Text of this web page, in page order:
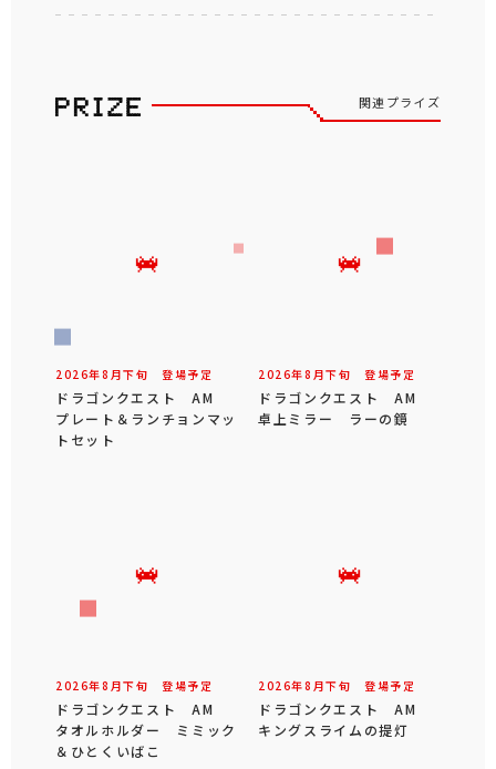
関連プライズ
2026年8 月下旬 登場予定
ドラゴンクエスト AM
プレート＆ランチョンマッ
トセット
2026年8 月下旬 登場予定
ドラゴンクエスト AM
卓上ミラー ラーの鏡
2026年8 月下旬 登場予定
ドラゴンクエスト AM
タオルホルダー ミミック
＆ひとくいばこ
2026年8 月下旬 登場予定
ドラゴンクエスト AM
キングスライムの提灯